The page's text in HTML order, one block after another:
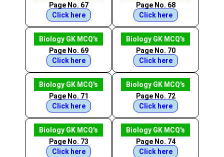
Page No. 67
Click here
Page No. 68
Click here
Biology GK MCQ's
Page No. 69
Click here
Biology GK MCQ's
Page No. 70
Click here
Biology GK MCQ's
Page No. 71
Click here
Biology GK MCQ's
Page No. 72
Click here
Biology GK MCQ's
Page No. 73
Click here
Biology GK MCQ's
Page No. 74
Click here